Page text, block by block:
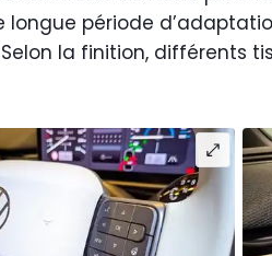
longue période
la finition, différents